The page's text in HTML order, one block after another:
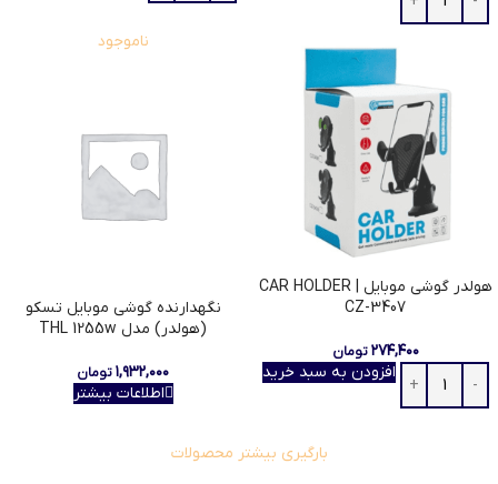
هولدر گوشی موبایل CAR HOLDER |
CZ-3407
۲۷۴,۴۰۰ تومان
افزودن به سبد خرید
ناموجود
نگهدارنده گوشی موبایل تسکو
(هولدر) مدل THL 1255w
۱,۹۳۲,۰۰۰تومان
اطلاعات بیشتر
بارگیری بیشتر محصولات